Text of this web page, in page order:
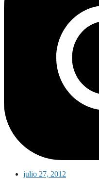
julio 27, 2012